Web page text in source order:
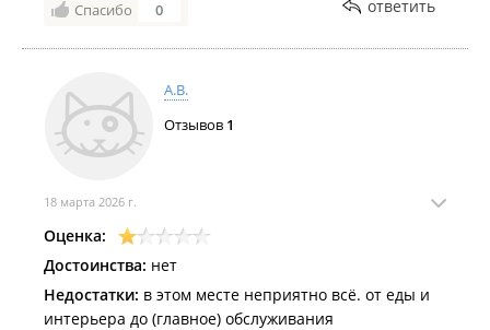
заведение, проходите мимо. Происходят махинации,
удаляют негативные отзывы, жалуясь, что человека
не было в заведении, хотя все до одного отзыва
которые не влияют на рейтинг компании, поэтому
читайте их, свой отзыв я отстою!!!!
Спасибо 0 ответить
А.В.
Отзывов 1
18 марта 2026 г.
Оценка:
Достоинства: нет
Недостатки: в этом месте неприятно всё. от еды и
интерьера до (главное) обслуживания